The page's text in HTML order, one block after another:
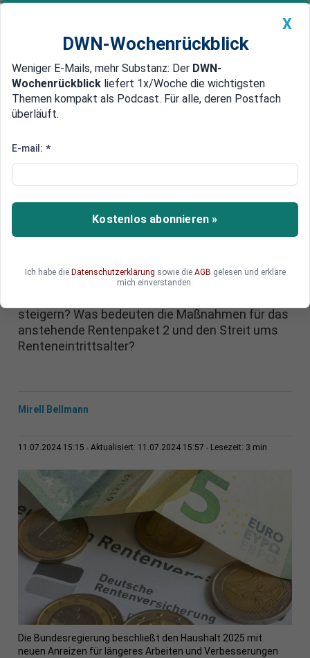
Newsticker MEIN DWN: Geldanlage Premium
Edelmetalle DWN-Magazin China
Ampel-Haushalt 2025: Mehr
Arbeiten im Alter statt früher in Rente? Die
Bundesregierung plant mit dem Haushalt 2025
finanzielle Anreize für längeres Arbeiten. So
Arbeitslosenversicherung als Lohn direkt an
beschäftigte Rentner ausgezahlt werden. Wird
steigern? Was bedeuten die Maßnahmen für das
anstehende Rentenpaket 2 und den Streit ums
Renteneintrittsalter?
Mirell Bellmann
11.07.2024 15:15 Aktualisiert: 11.07.2024 15:57 Lesezeit: 3 min
Die Bundesregierung beschließt den Haushalt 2025 mit
neuen Anreizen für längeres Arbeiten und Verbesserungen
X
DWN-Wochenrückblick
Weniger E-Mails, mehr Substanz: Der DWN-
Wochenrückblick liefert 1x/Woche die wichtigsten
Themen kompakt als Podcast. Für alle, deren Postfach
überläuft.
E-mail: *
Kostenlos abonnieren »
Ich habe die Datenschutzerklärung sowie die AGB gelesen und erkläre
mich einverstanden.